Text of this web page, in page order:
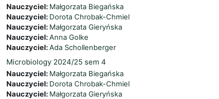
Nauczyciel: Małgorzata Biegańska
Nauczyciel: Dorota Chrobak-Chmiel
Nauczyciel: Małgorzata Gieryńska
Nauczyciel:Anna Golke
Nauczyciel:Ada Schollenberger
Microbiology 2024/25 sem 4
Nauczyciel: Małgorzata Biegańska
Nauczyciel: Dorota Chrobak-Chmiel
Nauczyciel: Małgorzata Gieryńska